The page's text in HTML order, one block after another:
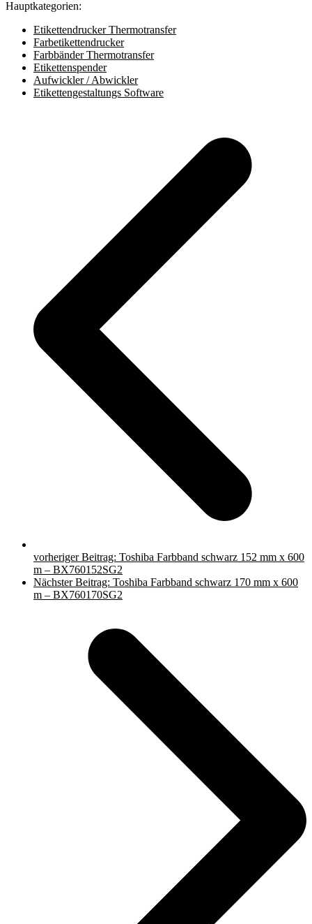
Hauptkategorien:
Etikettendrucker Thermotransfer
Farbetikettendrucker
Farbbänder Thermotransfer
Etikettenspender
Aufwickler / Abwickler
Etikettengestaltungs Software
vorheriger Beitrag: Toshiba Farbband schwarz 152 mm x 600
m – BX760152SG2
Nächster Beitrag: Toshiba Farbband schwarz 170 mm x 600
m – BX760170SG2